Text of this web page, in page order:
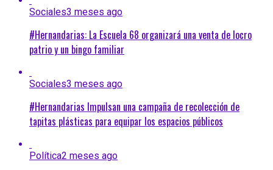
Sociales3 meses ago
#Hernandarias: La Escuela 68 organizará una venta de locro
patrio y un bingo familiar
Sociales3 meses ago
#Hernandarias Impulsan una campaña de recolección de
tapitas plásticas para equipar los espacios públicos
Política2 meses ago